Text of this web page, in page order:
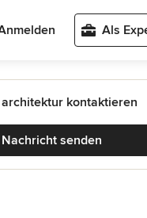
Als
kontaktieren
Nachricht senden